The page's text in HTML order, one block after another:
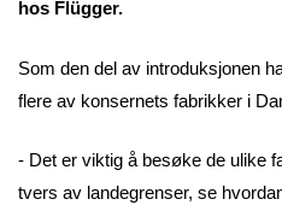
hos Flügger.
Som den del av introduksjonen
flere av konsernets fabrikker i
- Det er viktig å besøke de ulike
tvers av landegrenser, se